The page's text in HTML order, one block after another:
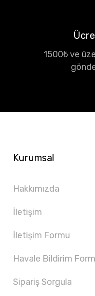
1500₺ ve
Kurumsal
Hakkımızda
İletişim
İletişim Formu
Havale Bildirim
Sipariş Sorgula